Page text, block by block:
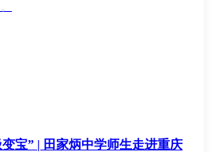
宝” | 田家炳中学师生走进重庆